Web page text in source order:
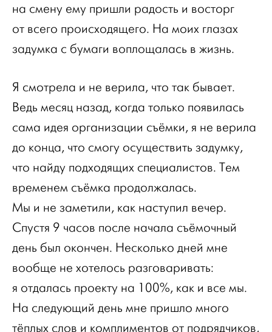
на смену ему пришли радость и восторг
от всего происходящего. На моих глазах
задумка с бумаги воплощалась в жизнь.
Я смотрела и не верила, что так бывает.
Ведь месяц назад, когда только появилась
сама идея организации съёмки, я не верила
до конца, что смогу осуществить задумку,
что найду подходящих специалистов. Тем
временем съёмка продолжалась.
Мы и не заметили, как наступил вечер.
Спустя 9 часов после начала съёмочный
день был окончен. Несколько дней мне
вообще не хотелось разговаривать:
я отдалась проекту на 100%, как и все мы.
На следующий день мне пришло много
тёплых слов и комплиментов от подрядчиков,